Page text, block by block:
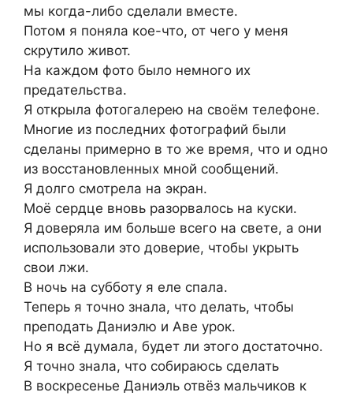
мы когда-либо сделали вместе.
Потом я поняла кое-что, от чего у меня
скрутило живот.
На каждом фото было немного их
предательства.
Я открыла фотогалерею на своём телефоне.
Многие из последних фотографий были
сделаны примерно в то же время, что и одно
из восстановленных мной сообщений.
Я долго смотрела на экран.
Моё сердце вновь разорвалось на куски.
Я доверяла им больше всего на свете, а они
использовали это доверие, чтобы укрыть
свои лжи.
В ночь на субботу я еле спала.
Теперь я точно знала, что делать, чтобы
преподать Даниэлю и Аве урок.
Но я всё думала, будет ли этого достаточно.
Я точно знала, что собираюсь сделать
В воскресенье Даниэль отвёз мальчиков к